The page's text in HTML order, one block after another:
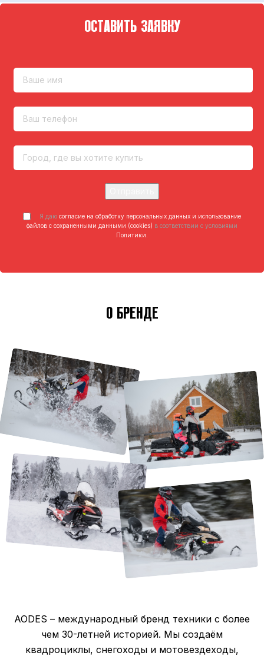
ОСТАВИТЬ ЗАЯВКУ
Я даю согласие на обработку персональных данных и использование
файлов с сохраненными данными (cookies) в соответствии с условиями
Политики.
О БРЕНДЕ
AODES – международный бренд техники с более
чем 30-летней историей. Мы создаём
квадроциклы, снегоходы и мотовездеходы,